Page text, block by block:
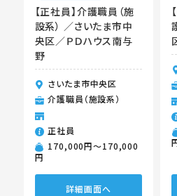
【正社員】介護職員（施
設系） ／さいたま市中
央区／ＰＤハウス南与
野
さいたま市中央区
介護職員（施設系）
正社員
170,000円〜170,000
円
詳細画面へ